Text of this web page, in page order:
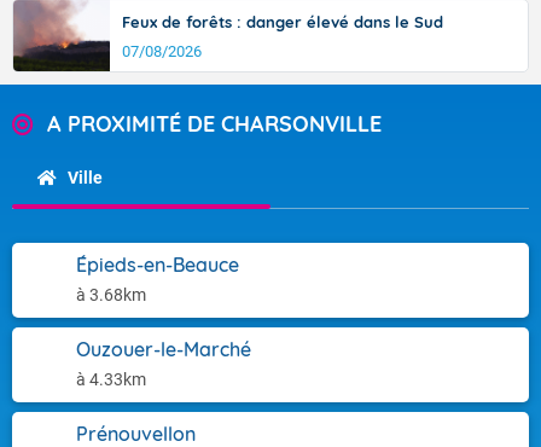
Feux de forêts : danger élevé dans le Sud
07/08/2026
A PROXIMITÉ DE CHARSONVILLE
Ville
Épieds-en-Beauce
à 3.68km
Ouzouer-le-Marché
à 4.33km
Prénouvellon